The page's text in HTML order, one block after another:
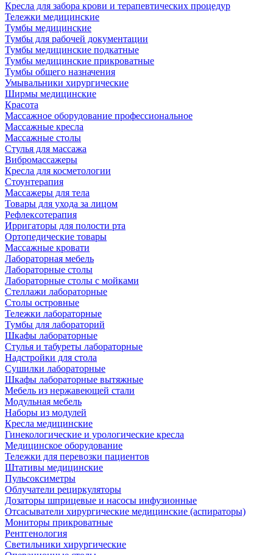
Кресла для забора крови и терапевтических процедур
Тележки медицинские
Тумбы медицинские
Тумбы для рабочей документации
Тумбы медицинские подкатные
Тумбы медицинские прикроватные
Тумбы общего назначения
Умывальники хирургические
Ширмы медицинские
Красота
Массажное оборудование профессиональное
Массажные кресла
Массажные столы
Стулья для массажа
Вибромассажеры
Кресла для косметологии
Стоунтерапия
Массажеры для тела
Товары для ухода за лицом
Рефлексотерапия
Ирригаторы для полости рта
Ортопедические товары
Массажные кровати
Лабораторная мебель
Лабораторные столы
Лабораторные столы с мойками
Стеллажи лабораторные
Столы островные
Тележки лабораторные
Тумбы для лабораторий
Шкафы лабораторные
Стулья и табуреты лабораторные
Надстройки для стола
Сушилки лабораторные
Шкафы лабораторные вытяжные
Мебель из нержавеющей стали
Модульная мебель
Наборы из модулей
Кресла медицинские
Гинекологические и урологические кресла
Медицинское оборудование
Тележки для перевозки пациентов
Штативы медицинские
Пульсоксиметры
Облучатели рециркуляторы
Дозаторы шприцевые и насосы инфузионные
Отсасыватели хирургические медицинские (аспираторы)
Мониторы прикроватные
Рентгенология
Светильники хирургические